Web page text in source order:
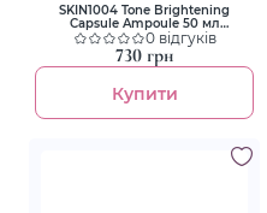
SKIN1004 Tone Brightening
Capsule Ampoule 50 мл
Освітлювальна ампульна
сироватка з екстрактом
центелли
0 відгуків
730 грн
Купити